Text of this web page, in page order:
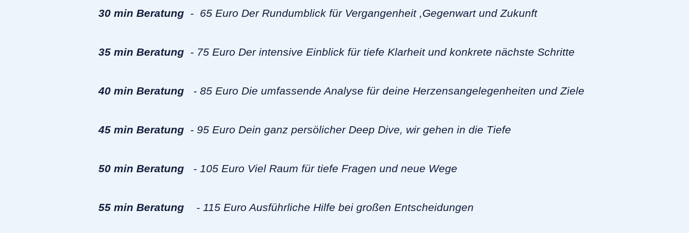
30 min Beratung - 65 Euro Der Rundumblick für Vergangenheit ,Gegenwart und Zukunft
35 min Beratung - 75 Euro Der intensive Einblick für tiefe Klarheit und konkrete nächste Schritte
40 min Beratung - 85 Euro Die umfassende Analyse für deine Herzensangelegenheiten und Ziele
45 min Beratung - 95 Euro Dein ganz persölicher Deep Dive, wir gehen in die Tiefe
50 min Beratung - 105 Euro Viel Raum für tiefe Fragen und neue Wege
55 min Beratung - 115 Euro Ausführliche Hilfe bei großen Entscheidungen